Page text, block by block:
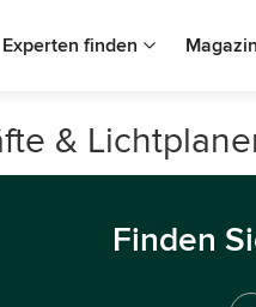
Experten finden Magazin
&
Finden